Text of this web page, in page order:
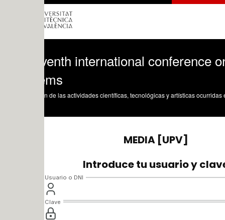
international conference on
de las actividades científicas, tecnológicas y artísticas ocurridas en los tres